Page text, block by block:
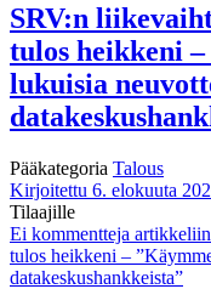
SRV:n
tulos heikkeni
lukuisia
Pääkategoria Talous
Kirjoitettu 6. elokuuta
Tilaajille
Ei kommentteja
tulos heikkeni –
datakeskushankkeista”